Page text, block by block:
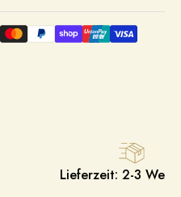
Lieferzeit: 2-3